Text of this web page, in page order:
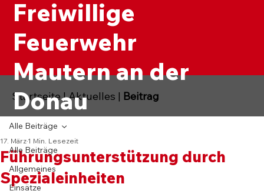
Freiwillige
Feuerwehr
Mautern an der
Donau
Alle Beiträge
Allgemeines
Einsätze
Alle Beiträge
Führungsunterstützung durch
Spezialeinheiten
17. März 1 Min. Lesezeit
Startseite|Aktuelles | Beitrag